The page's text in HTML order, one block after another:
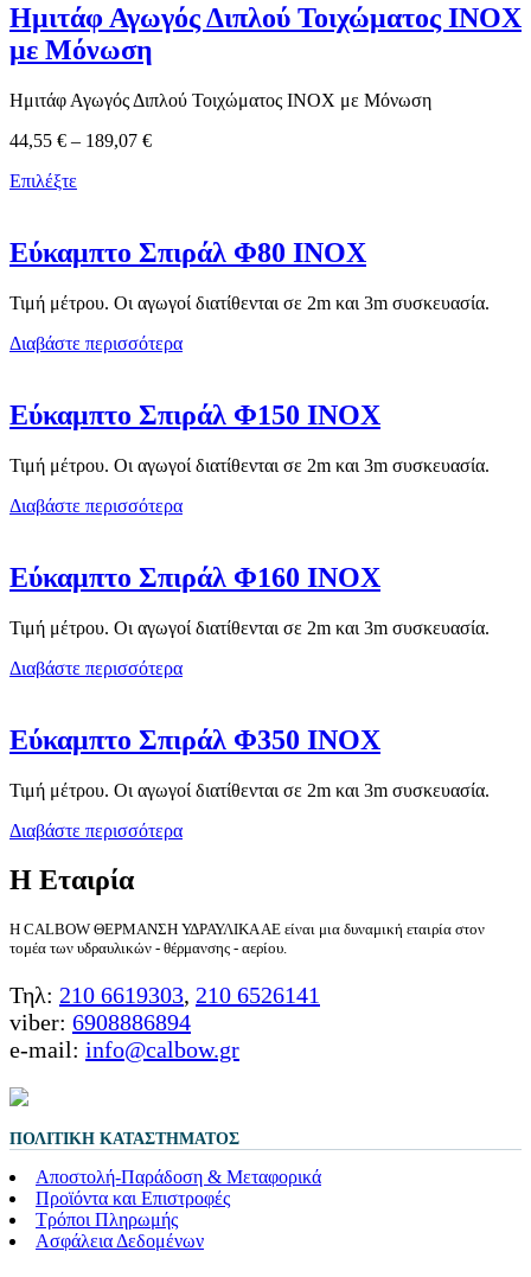
Ημιτάφ Αγωγός Διπλού Τοιχώματος ΙΝΟΧ
με Μόνωση
Ημιτάφ Αγωγός Διπλού Τοιχώματος ΙΝΟΧ με Μόνωση
44,55 € – 189,07 €Price
Επιλέξτε
Εύκαμπτο Σπιράλ Φ80 ΙΝΟΧ
Τιμή μέτρου. Οι αγωγοί διατίθενται σε 2m και 3m συσκευασία.
Διαβάστε περισσότερα
Εύκαμπτο Σπιράλ Φ150 ΙΝΟΧ
Τιμή μέτρου. Οι αγωγοί διατίθενται σε 2m και 3m συσκευασία.
Διαβάστε περισσότερα
Εύκαμπτο Σπιράλ Φ160 ΙΝΟΧ
Τιμή μέτρου. Οι αγωγοί διατίθενται σε 2m και 3m συσκευασία.
Διαβάστε περισσότερα
Εύκαμπτο Σπιράλ Φ350 ΙΝΟΧ
Τιμή μέτρου. Οι αγωγοί διατίθενται σε 2m και 3m συσκευασία.
Διαβάστε περισσότερα
Η Εταιρία
Η CALBOW ΘΕΡΜΑΝΣΗ ΥΔΡΑΥΛΙΚΑ ΑΕ είναι μια δυναμική εταιρία στον
τομέα των υδραυλικών - θέρμανσης - αερίου.
Τηλ: 210 6619303, 210 6526141
viber: 6908886894
e-mail: info@calbow.gr
ΠΟΛΙΤΙΚΉ ΚΑΤΑΣΤΉΜΑΤΟΣ
Αποστολή-Παράδοση & Μεταφορικά
Προϊόντα και Επιστροφές
Τρόποι Πληρωμής
Ασφάλεια Δεδομένων